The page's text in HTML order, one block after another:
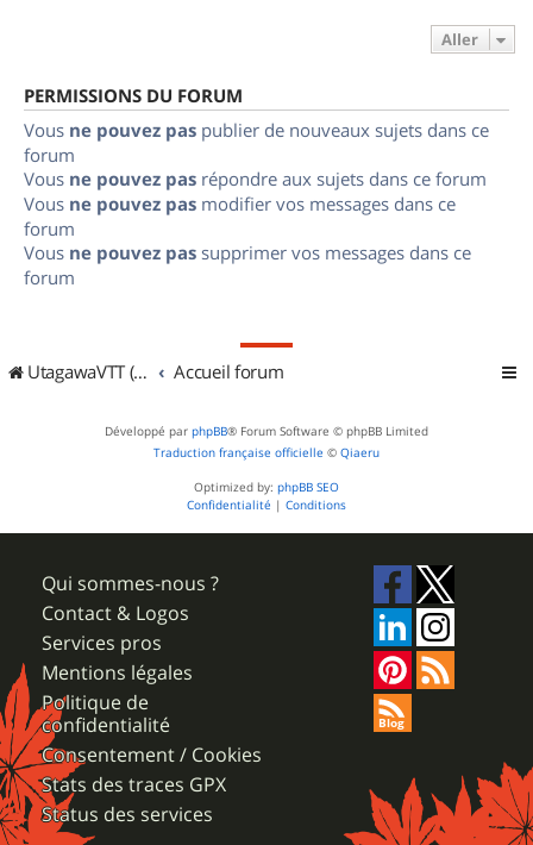
Aller
PERMISSIONS DU FORUM
Vous ne pouvez pas publier de nouveaux sujets dans ce
forum
Vous ne pouvez pas répondre aux sujets dans ce forum
Vous ne pouvez pas modifier vos messages dans ce
forum
Vous ne pouvez pas supprimer vos messages dans ce
forum
UtagawaVTT (Randos VTT et VTTAE avec traces GPS) Accueil forum
Développé par phpBB® Forum Software © phpBB Limited
Traduction française officielle © Qiaeru
Optimized by: phpBB SEO
Confidentialité | Conditions
Qui sommes-nous ?
Contact & Logos
Services pros
Mentions légales
Politique de
confidentialité
Consentement / Cookies
Stats des traces GPX
Status des services